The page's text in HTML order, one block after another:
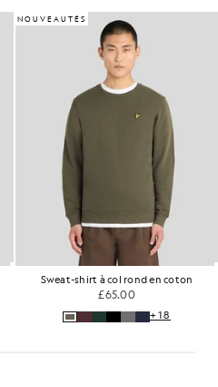
NOUVEAUTÉS
Sweat-shirt à col rond en coton
£65.00
+18